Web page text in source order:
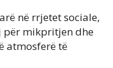
në rrjetet sociale,
për mikpritjen dhe
atmosferë të